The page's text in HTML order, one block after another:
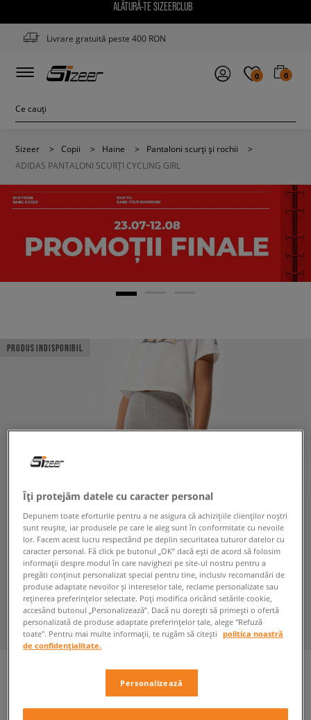
ALĂTURĂ-TE SIZEERCLUB
Livrare gratuită peste 400 RON
0 0
Sizeer > Copii > Haine > Pantaloni scurți și rochii
>
ADIDAS PANTALONI SCURȚI CYCLING GIRL
PRODUS INDISPONIBIL
Îți protejăm datele cu caracter personal
Depunem toate eforturile pentru a ne asigura că achizițiile clienților noștri
sunt reușite, iar produsele pe care le aleg sunt în conformitate cu nevoile
lor. Facem acest lucru respectând pe deplin securitatea tuturor datelor cu
caracter personal. Fă click pe butonul „OK” dacă ești de acord să folosim
informații despre modul în care navighezi pe site-ul nostru pentru a
pregăti conținut personalizat special pentru tine, inclusiv recomandări de
produse adaptate nevoilor și intereselor tale, reclame personalizate sau
reținerea preferințelor selectate. Poți modifica oricând setările cookie,
accesând butonul „Personalizează”. Dacă nu dorești să primești o ofertă
personalizată de produse adaptate preferințelor tale, alege "Refuză
toate". Pentru mai multe informații, te rugăm să citești
politica noastră
de confidențialitate.
Personalizează